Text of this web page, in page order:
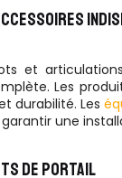
et
Les
durabilité. Les
une
DE PORTAIL